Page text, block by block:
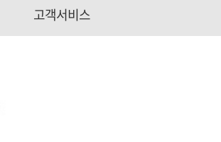
고객서비스